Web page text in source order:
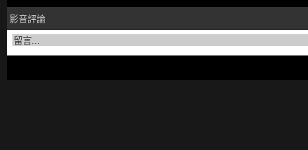
影音評論